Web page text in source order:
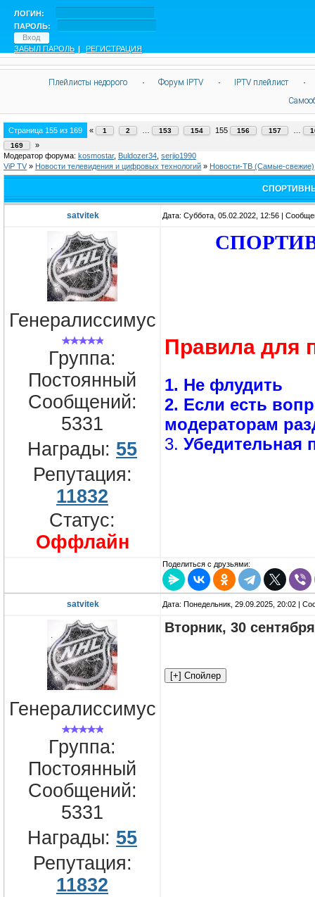
ЛОГИН:
ПАРОЛЬ:
ЗАБЫЛ ПАРОЛЬ | РЕГИСТРАЦИЯ
Плейлисты недорого · Форум IPTV · IPTV плейлист
·
Страница 155 из 169 « 1 2 153 154 155 156 157
169
»
Модератор форума: kosmostar, Buldozer34 serjio1990
ViP TV » Новости телевидения и цифровых технологий » Новости-ТВ (Самые-свежие)
satvitek Дата: Суббота, 05.02.2022, 12:56 |
Генералиссимус
Группа:
Постоянный
Сообщений:
5331
Награды: 55
Репутация:
11832
Статус:
Оффлайн
Правила для
1. Не флудить
2. Если есть
модераторам
3. Убедительная
Поделиться с друзьями:
satvitek Дата: Понедельник, 29.09.2025, 20:02 |
Генералиссимус
Группа:
Постоянный
Сообщений:
5331
Награды: 55
Репутация:
11832
Вторник, 30 сентября